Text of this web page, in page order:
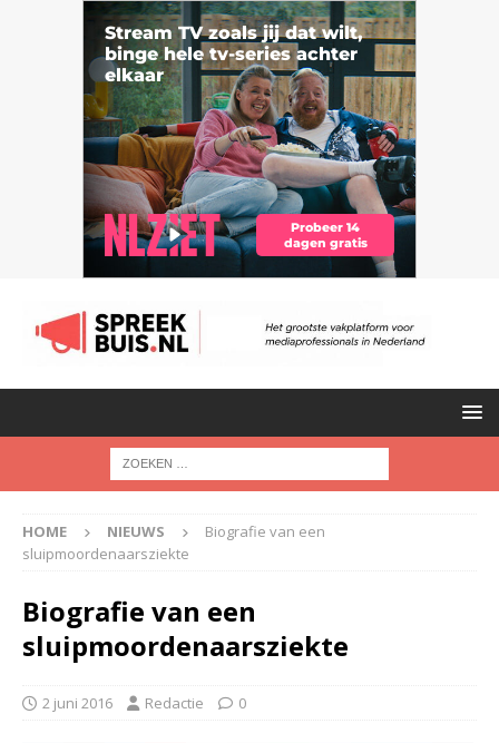
HOME NIEUWS
Biografie van een
sluipmoordenaarsziekte
Biografie van een
sluipmoordenaarsziekte
2 juni 2016 Redactie 0